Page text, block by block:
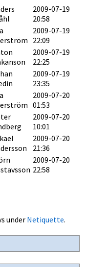
2009-07-19
20:58
2009-07-19
22:09
2009-07-19
22:25
2009-07-19
23:35
2009-07-20
01:53
2009-07-20
10:01
2009-07-20
21:36
2009-07-20
22:58
under Netiquette.